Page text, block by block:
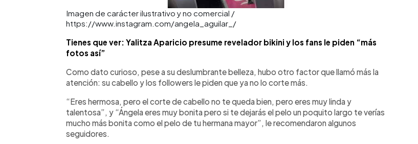
Imagen de carácter ilustrativo y no comercial /
https://www.instagram.com/angela_aguilar_/
Tienes que ver: Yalitza Aparicio presume revelador bikini y los fans le piden “más
fotos así”
Como dato curioso, pese a su deslumbrante belleza, hubo otro factor que llamó más la
atención: su cabello y los followers le piden que ya no lo corte más.
“Eres hermosa, pero el corte de cabello no te queda bien, pero eres muy linda y
talentosa”, y “Ángela eres muy bonita pero si te dejarás el pelo un poquito largo te verías
mucho más bonita como el pelo de tu hermana mayor”, le recomendaron algunos
seguidores.